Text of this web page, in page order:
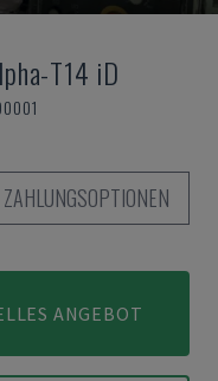
T14 iD
ZAHLUNGSOPTIONEN
ANGEBOT